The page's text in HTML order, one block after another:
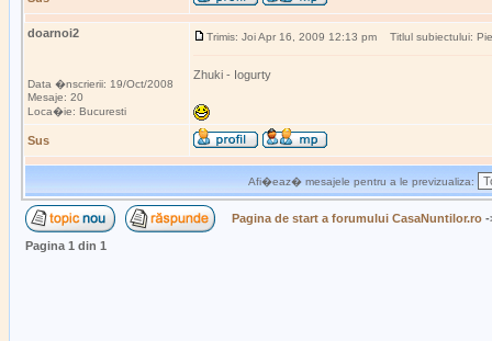
doarnoi2
Data �nscrierii: 19/Oct/2008
Mesaje: 20
Loca�ie: Bucuresti
Trimis: Joi Apr 16, 2009 12:13 pm Titlul subiectului:
Zhuki - Iogurty
Sus
Afi�eaz� mesajele pentru a le previzualiza:
Pagina de start a forumului CasaNuntilor.ro
Pagina 1 din 1